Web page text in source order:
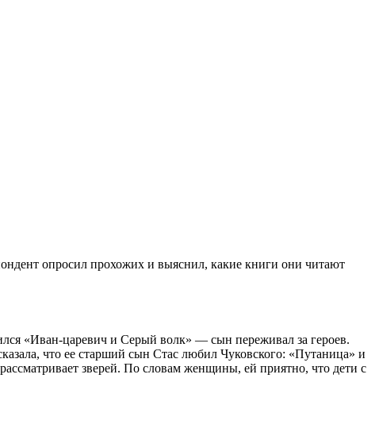
опросил прохожих и выяснил, какие книги они читают
«Иван-царевич и Серый волк» — сын переживал за героев.
что ее старший сын Стас любил Чуковского: «Путаница» и
зверей. По словам женщины, ей приятно, что дети с